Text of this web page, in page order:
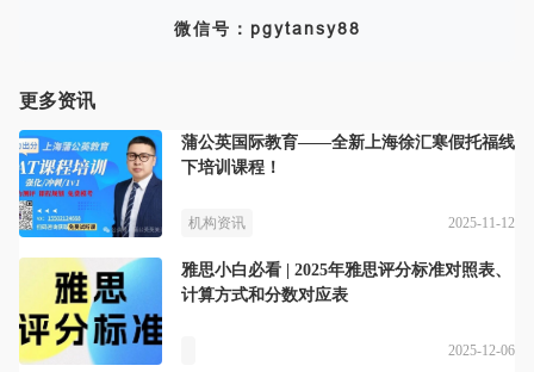
微信号：pgytansy88
更多资讯
蒲公英国际教育——全新上海徐汇寒假托福线
下培训课程！
机构资讯 2025-11-12
雅思小白必看 | 2025年雅思评分标准对照表、
计算方式和分数对应表
2025-12-06